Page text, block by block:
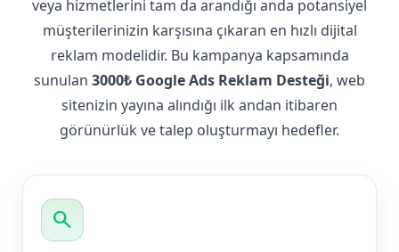
veya hizmetlerini tam da arandığı anda potansiyel
müşterilerinizin karşısına çıkaran en hızlı dijital
reklam modelidir. Bu kampanya kapsamında
sunulan 3000₺ Google Ads Reklam Desteği, web
sitenizin yayına alındığı ilk andan itibaren
görünürlük ve talep oluşturmayı hedefler.
search